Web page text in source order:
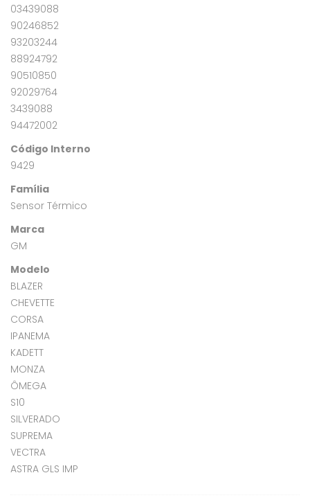
03439088
90246852
93203244
88924792
90510850
92029764
3439088
94472002
Código Interno
9429
Família
Sensor Térmico
Marca
GM
Modelo
BLAZER
CHEVETTE
CORSA
IPANEMA
KADETT
MONZA
ÔMEGA
S10
SILVERADO
SUPREMA
VECTRA
ASTRA GLS IMP